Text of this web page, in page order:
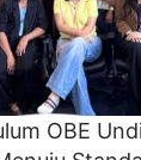
OBE